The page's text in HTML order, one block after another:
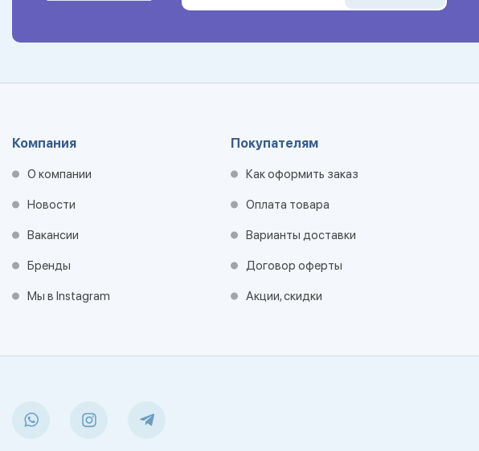
Компания
О компании
Новости
Вакансии
Бренды
Мы в Instagram
Покупателям
Как оформить заказ
Оплата товара
Варианты доставки
Договор оферты
Акции, скидки